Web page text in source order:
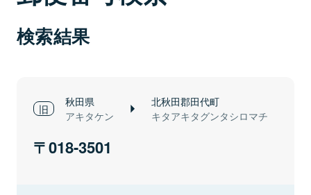
検索結果
秋田県
アキタケン
北秋田郡田代町
キタアキタグンタシロマチ
018-3501